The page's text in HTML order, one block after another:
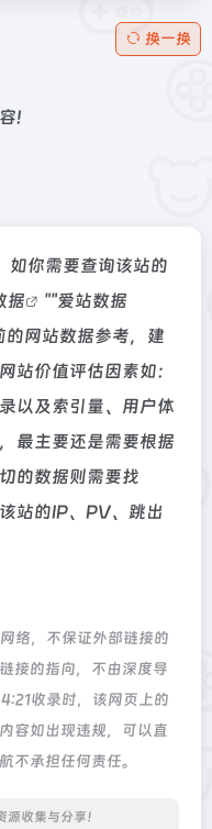
换一换
!
如你需要查询该站的
据 ""爱站数据
的网站数据参考，建
站价值评估因素如：
以及索引量、用户体
最主要还是需要根据
的数据则需要找
站的IP、PV、跳出
络，不保证外部链接的
接的指向，不由深度导
收录时，该网页上的
容如出现违规，可以直
不承担任何责任。
收集与分享！